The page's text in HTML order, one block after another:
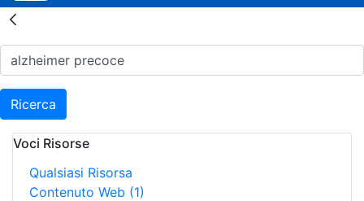
Risultati della Ricerca -
Ricerca
Voci Risorse
Qualsiasi Risorsa
Contenuto Web (1)